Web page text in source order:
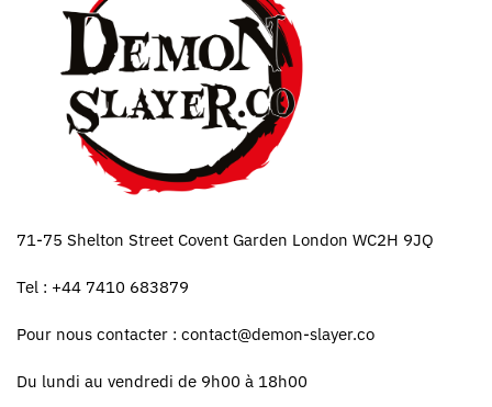
71-75 Shelton Street Covent Garden London WC2H 9JQ
Tel : +44 7410 683879
Pour nous contacter : contact@demon-slayer.co
Du lundi au vendredi de 9h00 à 18h00